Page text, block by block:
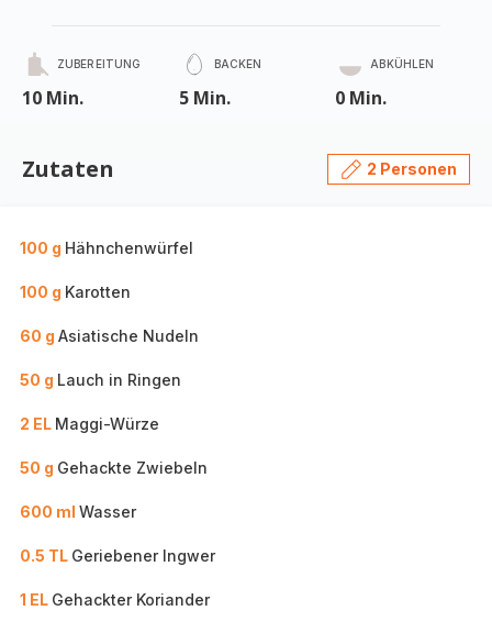
ZUBEREITUNG
10 Min.
BACKEN
5 Min.
ABKÜHLEN
0 Min.
Zutaten 2 Personen
100 g Hähnchenwürfel
100 g Karotten
60 g Asiatische Nudeln
50 g Lauch in Ringen
2 EL Maggi-Würze
50 g Gehackte Zwiebeln
600 ml Wasser
0.5 TL Geriebener Ingwer
1 EL Gehackter Koriander